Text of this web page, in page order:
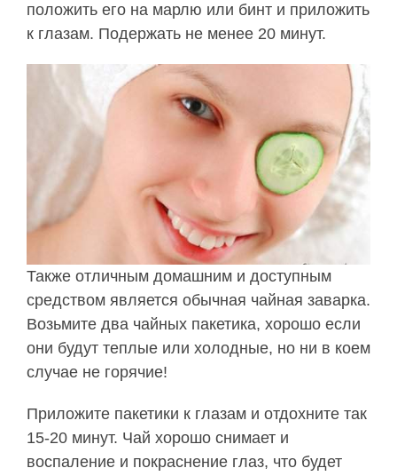
положить его на марлю или бинт и приложить
к глазам. Подержать не менее 20 минут.
Также отличным домашним и доступным
средством является обычная чайная заварка.
Возьмите два чайных пакетика, хорошо если
они будут теплые или холодные, но ни в коем
случае не горячие!
Приложите пакетики к глазам и отдохните так
15-20 минут. Чай хорошо снимает и
воспаление и покраснение глаз, что будет